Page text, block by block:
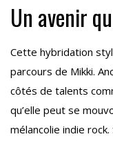
Un avenir
Cette hybridation
parcours de Mikki.
côtés de talents
qu’elle peut se
mélancolie indie